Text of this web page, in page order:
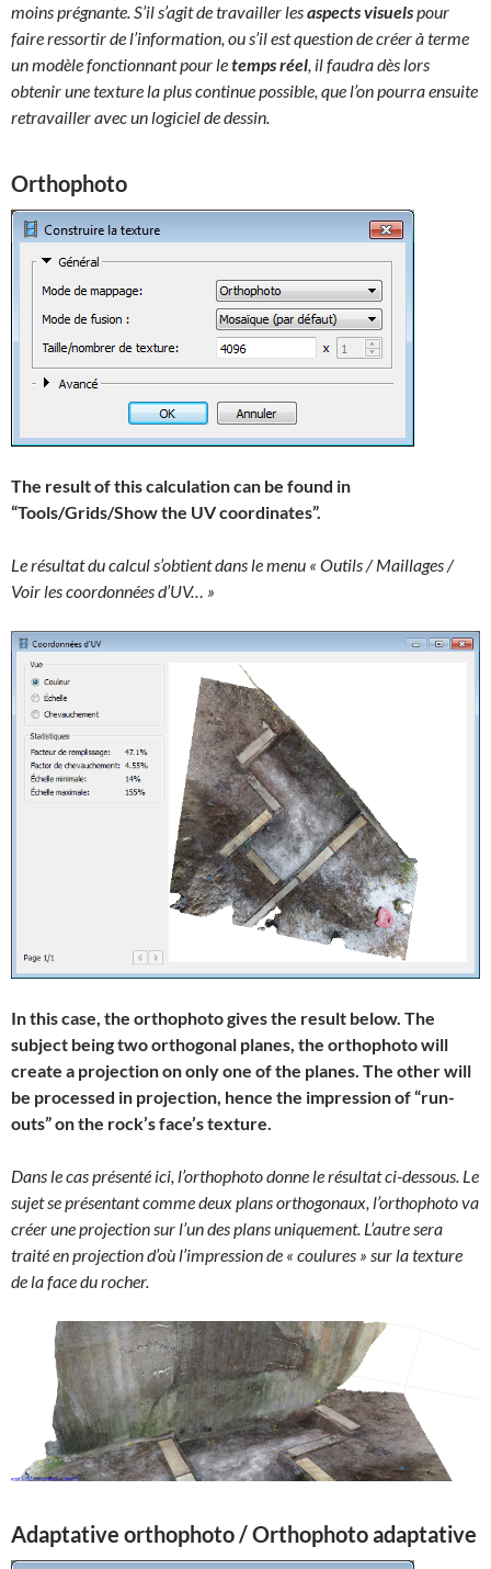
moins prégnante. S’il s’agit de travailler lesaspects visuelspour
faire ressortir de l’information, ou s’il est question de créer à terme
un modèle fonctionnant pour letemps réel, il faudra dès lors
obtenir une texture la plus continue possible, que l’on pourra ensuite
retravailler avec un logiciel de dessin.
Orthophoto
The result of this calculation can be found in
“Tools/Grids/Show the UV coordinates”.
Le résultat du calcul s’obtient dans le menu « Outils / Maillages /
Voir les coordonnées d’UV… »
In this case, the orthophoto gives the result below. The
subject being two orthogonal planes, the orthophoto will
create a projection on only one of the planes. The other will
be processed in projection, hence the impression of “run-
outs” on the rock’s face’s texture.
Dans le cas présenté ici, l’orthophoto donne le résultat ci-dessous. Le
sujet se présentant comme deux plans orthogonaux, l’orthophoto va
créer une projection sur l’un des plans uniquement. L’autre sera
traité en projection d’où l’impression de « coulures » sur la texture
de la face du rocher.
Adaptative orthophoto / Orthophoto adaptative